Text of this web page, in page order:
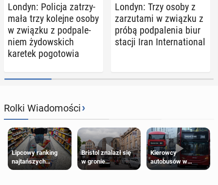
Londyn: Policja za­trzy­
ma­ła trzy kolejne osoby
w związku z pod­pa­le­
niem ży­dow­skich
karetek po­go­to­wia
Londyn: Trzy osoby z
za­rzu­ta­mi w związku z
próbą pod­pa­le­nia biur
stacji Iran In­ter­na­tio­nal
Rolki Wiadomości›
Lipcowy ranking
najtańszych
supermarketów
Bristol znalazł się
w gronie
najlepszych
Kierowcy
autobusów w
Londynie